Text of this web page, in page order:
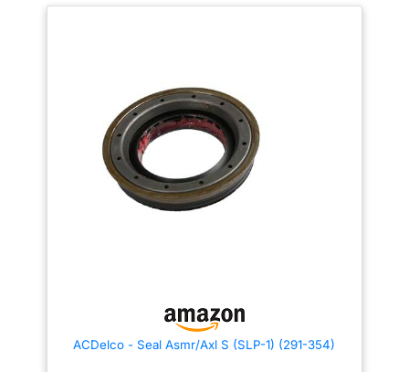
(OE) Les pièces d'origine
et sont soutenues par
General Motors GM
Engineers conçoit et
validez les pièces
d'origine spécifiquement
pour votre véhicule
Chevrolet, Buick, GMC
nouveaux matériaux et
technologies
ACDelco - Seal Asmr/Axl S (SLP-1) (291-354)